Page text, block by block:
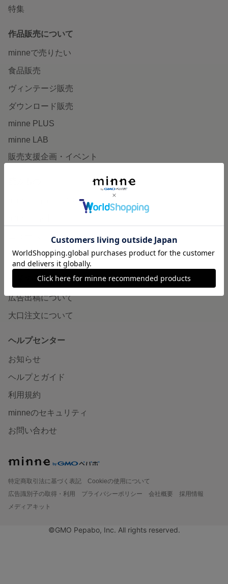
特集
作品販売について
minneで売りたい
食品販売
ヴィンテージ販売
ダウンロード販売
minne PLUS
minne LAB
販売支援企画・イベント
minneとものづくりと
minneの本
企業の方へ
広告出稿について
大口注文について
ヘルプセンター
お知らせ
ヘルプとガイド
利用規約
minneのセキュリティ
お問い合わせ
特定商取引法に基づく表記
Cookieの使用について
広告識別子の取得・利用
プライバシーポリシー 会社概要
採用情報
メディアキット
©GMO Pepabo, Inc. All rights reserved.